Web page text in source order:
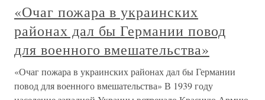
«Очаг пожара в украинских
районах дал бы Германии повод
для военного вмешательства»
«Очаг пожара в украинских районах дал бы Германии
повод для военного вмешательства» В 1939 году